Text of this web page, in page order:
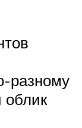
разному
облик